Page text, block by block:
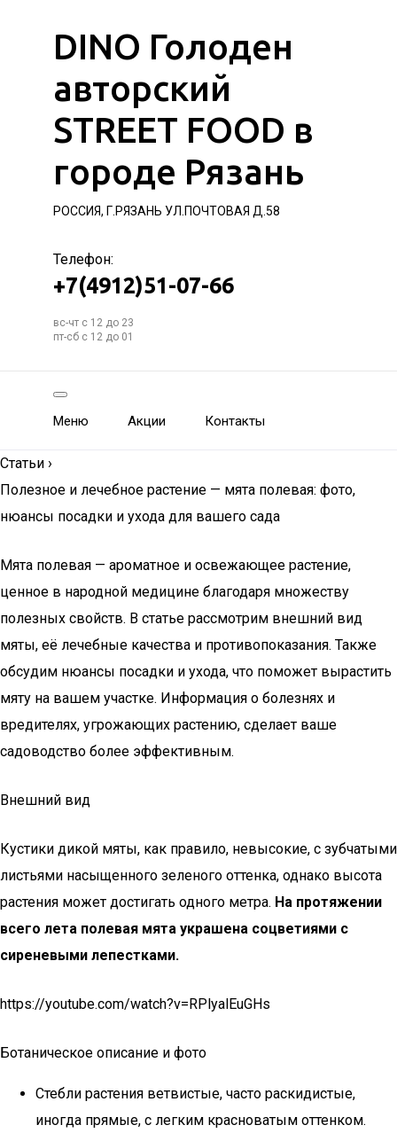
DINO Голоден
авторский
STREET FOOD в
городе Рязань
РОССИЯ, Г.РЯЗАНЬ УЛ.ПОЧТОВАЯ Д.58
Телефон:
+7(4912)51-07-66
вс-чт с 12 до 23
пт-сб с 12 до 01
Меню Акции Контакты
Статьи ›
Полезное и лечебное растение — мята полевая: фото,
нюансы посадки и ухода для вашего сада
Мята полевая — ароматное и освежающее растение,
ценное в народной медицине благодаря множеству
полезных свойств. В статье рассмотрим внешний вид
мяты, её лечебные качества и противопоказания. Также
обсудим нюансы посадки и ухода, что поможет вырастить
мяту на вашем участке. Информация о болезнях и
вредителях, угрожающих растению, сделает ваше
садоводство более эффективным.
Внешний вид
Кустики дикой мяты, как правило, невысокие, с зубчатыми
листьями насыщенного зеленого оттенка, однако высота
растения может достигать одного метра. На протяжении
всего лета полевая мята украшена соцветиями с
сиреневыми лепестками.
https://youtube.com/watch?v=RPlyalEuGHs
Ботаническое описание и фото
Стебли растения ветвистые, часто раскидистые,
иногда прямые, с легким красноватым оттенком.